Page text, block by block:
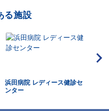
る施設
浜田病院 レディース健診セ
ンター